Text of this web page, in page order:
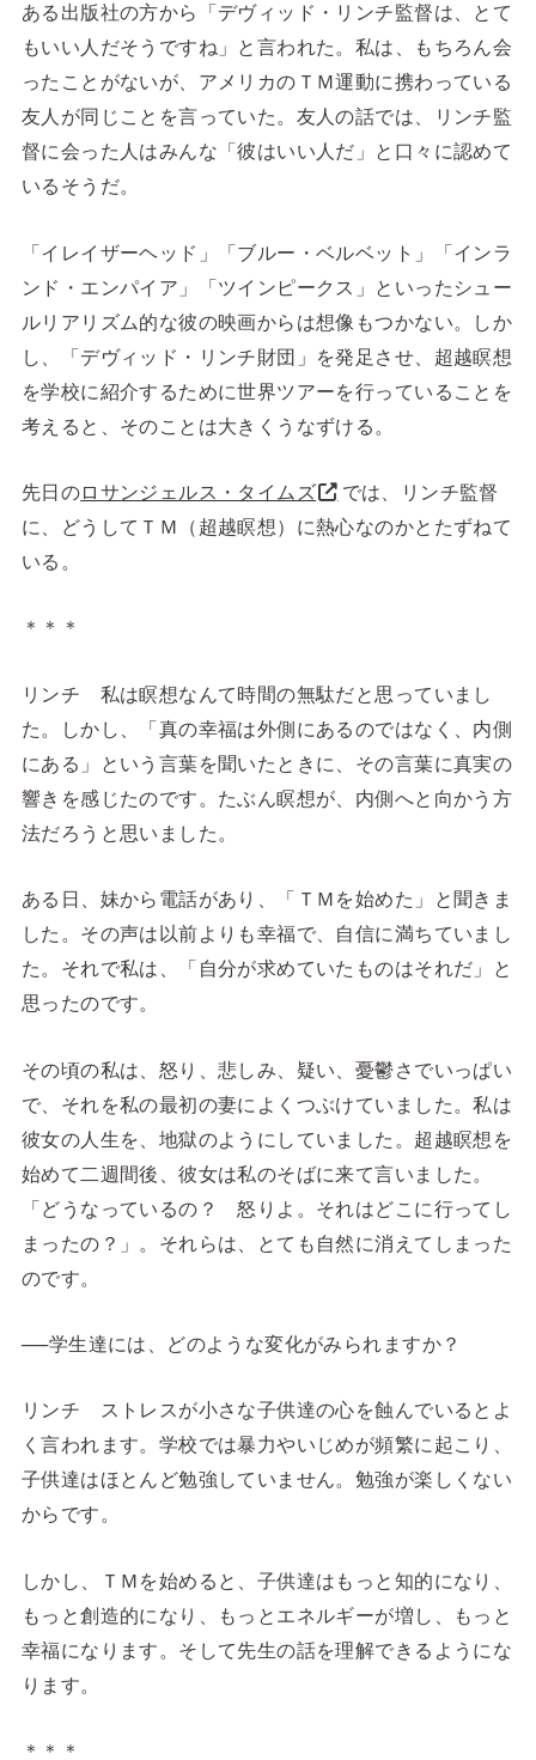
ある出版社の方から「デヴィッド・リンチ監督は、とて
もいい人だそうですね」と言われた。私は、もちろん会
ったことがないが、アメリカのＴＭ運動に携わっている
友人が同じことを言っていた。友人の話では、リンチ監
督に会った人はみんな「彼はいい人だ」と口々に認めて
いるそうだ。
「イレイザーヘッド」「ブルー・ベルベット」「インラ
ンド・エンパイア」「ツインピークス」といったシュー
ルリアリズム的な彼の映画からは想像もつかない。しか
し、「デヴィッド・リンチ財団」を発足させ、超越瞑想
を学校に紹介するために世界ツアーを行っていることを
考えると、そのことは大きくうなずける。
先日のロサンジェルス・タイムズ
では、リンチ監督
に、どうしてＴＭ（超越瞑想）に熱心なのかとたずねて
いる。
＊＊＊
リンチ 私は瞑想なんて時間の無駄だと思っていまし
た。しかし、「真の幸福は外側にあるのではなく、内側
にある」という言葉を聞いたときに、その言葉に真実の
響きを感じたのです。たぶん瞑想が、内側へと向かう方
法だろうと思いました。
ある日、妹から電話があり、「ＴＭを始めた」と聞きま
した。その声は以前よりも幸福で、自信に満ちていまし
た。それで私は、「自分が求めていたものはそれだ」と
思ったのです。
その頃の私は、怒り、悲しみ、疑い、憂鬱さでいっぱい
で、それを私の最初の妻によくつぶけていました。私は
彼女の人生を、地獄のようにしていました。超越瞑想を
始めて二週間後、彼女は私のそばに来て言いました。
「どうなっているの？ 怒りよ。それはどこに行ってし
まったの？」。それらは、とても自然に消えてしまった
のです。
──学生達には、どのような変化がみられますか？
リンチ ストレスが小さな子供達の心を蝕んでいるとよ
く言われます。学校では暴力やいじめが頻繁に起こり、
子供達はほとんど勉強していません。勉強が楽しくない
からです。
しかし、ＴＭを始めると、子供達はもっと知的になり、
もっと創造的になり、もっとエネルギーが増し、もっと
幸福になります。そして先生の話を理解できるようにな
ります。
＊＊＊